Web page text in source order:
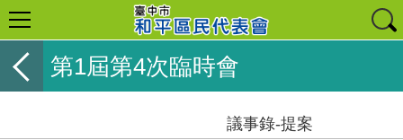
第1屆第4次臨時會
議事錄-提案